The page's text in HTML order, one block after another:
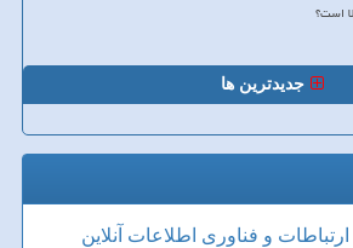
است؟
جدیدترین ها
ارتباطات و فناوری اطلاعات آنلاین